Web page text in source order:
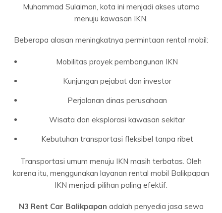
Muhammad Sulaiman, kota ini menjadi akses utama
menuju kawasan IKN.
Beberapa alasan meningkatnya permintaan rental mobil:
Mobilitas proyek pembangunan IKN
Kunjungan pejabat dan investor
Perjalanan dinas perusahaan
Wisata dan eksplorasi kawasan sekitar
Kebutuhan transportasi fleksibel tanpa ribet
Transportasi umum menuju IKN masih terbatas. Oleh
karena itu, menggunakan layanan rental mobil Balikpapan
IKN menjadi pilihan paling efektif.
N3 Rent Car Balikpapan adalah penyedia jasa sewa